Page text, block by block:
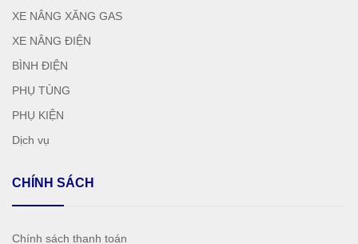
XE NÂNG XĂNG GAS
XE NÂNG ĐIỆN
BÌNH ĐIỆN
PHỤ TÙNG
PHỤ KIỆN
Dịch vụ
CHÍNH SÁCH
Chính sách thanh toán